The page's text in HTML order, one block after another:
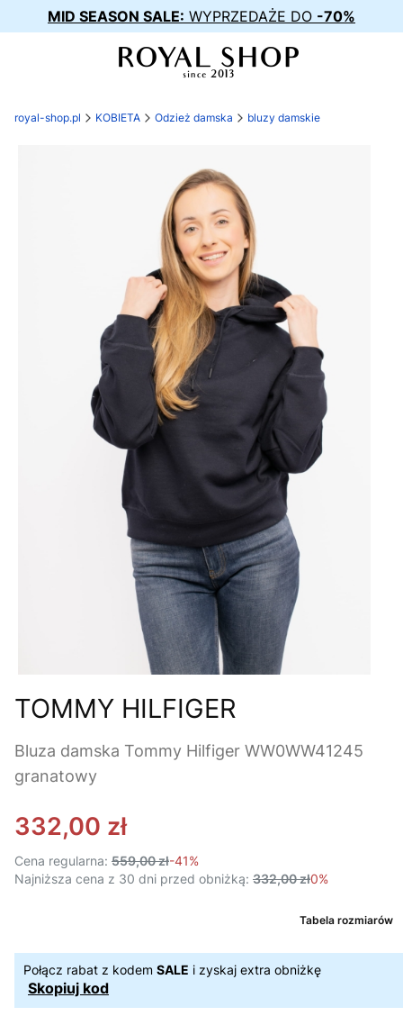
MID SEASON SALE: WYPRZEDAŻE DO -70%
royal-shop.pl KOBIETA Odzież damska bluzy damskie
TOMMY HILFIGER
Bluza damska Tommy Hilfiger WW0WW41245
granatowy
332,00 zł
Cena regularna: 559,00 zł-41%
Najniższa cena z 30 dni przed obniżką: 332,00 zł0%
Tabela rozmiarów
Połącz rabat z kodem SALE i zyskaj extra obniżkę
Skopiuj kod